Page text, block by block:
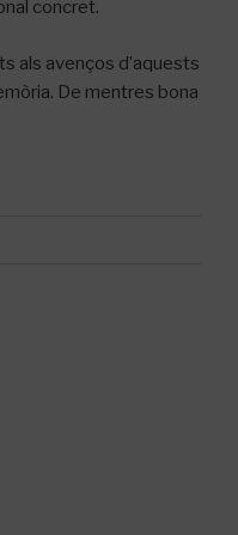
concret.
als avenços d’aquests
De mentres bona